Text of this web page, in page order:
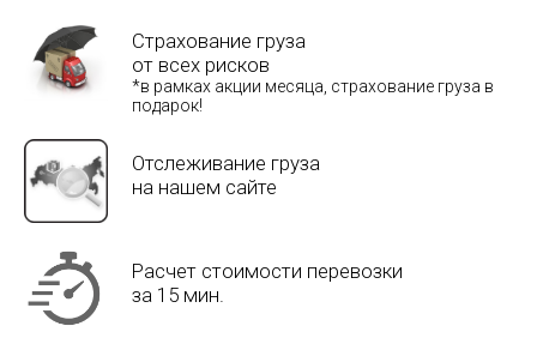
Страхование груза
от всех рисков
*в рамках акции месяца, страхование груза в
подарок!
Отслеживание груза
на нашем сайте
Расчет стоимости перевозки
за 15 мин.